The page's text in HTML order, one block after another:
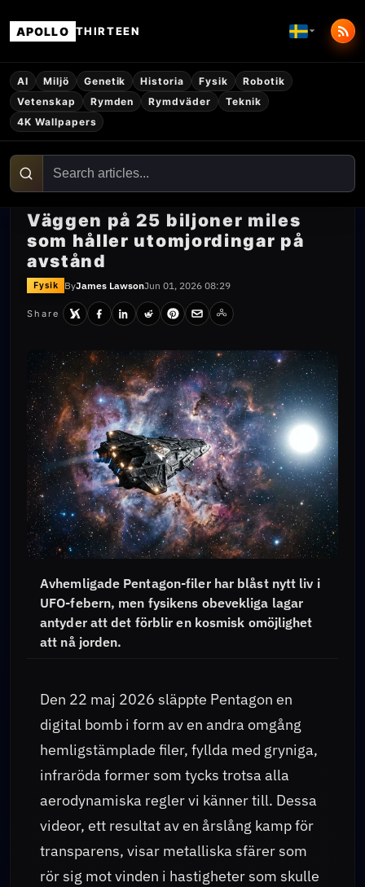
APOLLO THIRTEEN
AI Miljö Genetik Historia Fysik
Robotik
Vetenskap
Rymden Rymdväder
Teknik
4K Wallpapers
Väggen på 25 biljoner miles
som håller utomjordingar på
avstånd
Fysik ByJames LawsonJun 01, 2026 08:29
Share
Avhemligade Pentagon-filer har blåst nytt liv i
UFO-febern, men fysikens obevekliga lagar
antyder att det förblir en kosmisk omöjlighet
att nå jorden.
Den 22 maj 2026 släppte Pentagon en
digital bomb i form av en andra omgång
hemligstämplade filer, fyllda med gryniga,
infraröda former som tycks trotsa alla
aerodynamiska regler vi känner till. Dessa
videor, ett resultat av en årslång kamp för
transparens, visar metalliska sfärer som
rör sig mot vinden i hastigheter som skulle